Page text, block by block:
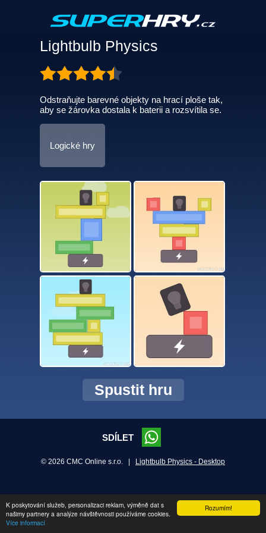
Rozumím!
K poskytování služeb, personalizaci reklam, výměně dat s
našimy partnery a analýze návštěvnosti používáme cookies.
Více informací
Lightbulb Physics
Odstraňujte barevné objekty na hrací ploše tak,
aby se žárovka dostala k baterii a rozsvítila se.
Logické hry
Spustit hru
SDÍLET
© 2026 CMC Online s.r.o. | Lightbulb Physics - Desktop